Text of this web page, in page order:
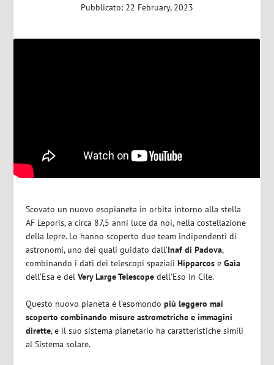
Pubblicato: 22 February, 2023
Scovato un nuovo esopianeta in orbita intorno alla stella
AF Leporis, a circa 87,5 anni luce da noi, nella costellazione
della lepre. Lo hanno scoperto due team indipendenti di
astronomi, uno dei quali guidato dall’Inaf di Padova,
combinando i dati dei telescopi spazialiHipparcos eGaia
dell’Esa e delVery Large Telescope dell’Eso in Cile.
Questo nuovo pianeta è l’esomondopiù leggero mai
scoperto combinando misure astrometriche e immagini
dirette, e il suo sistema planetario ha caratteristiche simili
al Sistema solare.